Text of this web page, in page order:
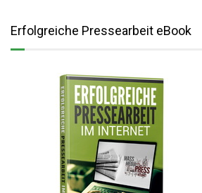
Erfolgreiche Pressearbeit eBook